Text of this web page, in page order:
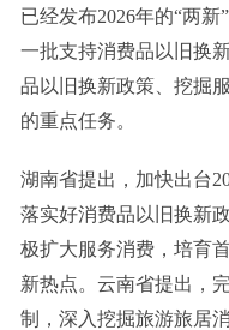
已经发布2026年的“两
一批支持消费品以旧换
品以旧换新政策、挖掘
的重点任务。
湖南省提出，加快出台
落实好消费品以旧换新
极扩大服务消费，培育
新热点。云南省提出，
制，深入挖掘旅游旅居消